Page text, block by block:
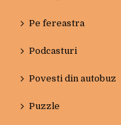
Pe fereastra
Podcasturi
Povesti din autobuz
Puzzle